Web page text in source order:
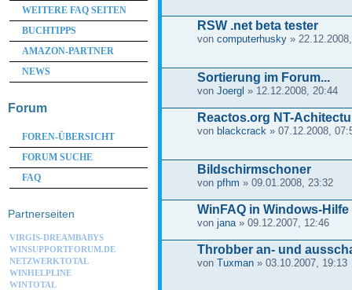
RSW .net beta tester
von computerhusky»
Sortierung im Forum...
von Joergl » 12.12.2008, 20:44
Reactos.org NT-
von blackcrack» 07.12.2008,
Bildschirmschoner
von pfhm » 09.01.2008, 23:32
WinFAQ in Windows-
von jana» 09.12.2007, 12:46
Throbber an- und
von Tuxman» 03.10.2007, 19:13
WEITERE FAQ SEITEN
BUCHTIPPS
AMAZON-PARTNER
NEWS
Forum
FOREN-ÜBERSICHT
FORUM SUCHE
FAQ
Partnerseiten
VIRGIS-DREAMBABYS
WINSUPPORTFORUM.DE
NETZWERKTOTAL
WINHELPLINE
WINTOTAL